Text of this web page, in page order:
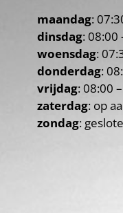
maandag:
dinsdag: 08:00
woensdag:
donderdag:
vrijdag: 08:00
zaterdag: op
zondag: